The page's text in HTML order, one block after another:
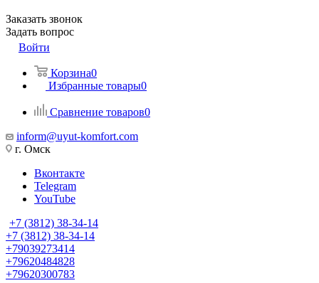
Заказать звонок
Задать вопрос
Войти
Корзина0
Избранные товары0
Сравнение товаров0
inform@uyut-komfort.com
г. Омск
Вконтакте
Telegram
YouTube
+7 (3812) 38-34-14
+7 (3812) 38-34-14
+79039273414
+79620484828
+79620300783